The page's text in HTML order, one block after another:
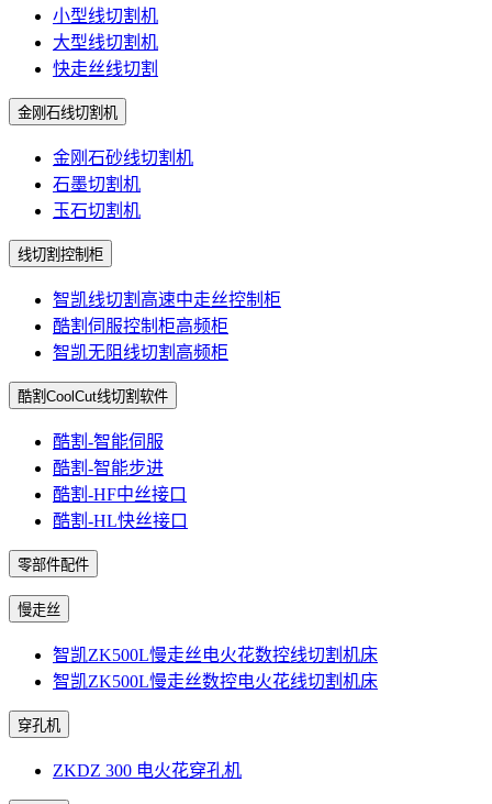
小型线切割机
大型线切割机
快走丝线切割
金刚石线切割机
金刚石砂线切割机
石墨切割机
玉石切割机
线切割控制柜
智凯线切割高速中走丝控制柜
酷割伺服控制柜高频柜
智凯无阻线切割高频柜
酷割CoolCut线切割软件
酷割-智能伺服
酷割-智能步进
酷割-HF中丝接口
酷割-HL快丝接口
零部件配件
慢走丝
智凯ZK500L慢走丝电火花数控线切割机床
智凯ZK500L慢走丝数控电火花线切割机床
穿孔机
ZKDZ 300 电火花穿孔机